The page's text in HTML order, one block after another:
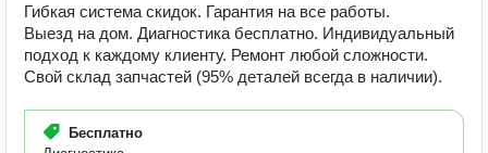
Гибкая система скидок. Гарантия на все работы.
Выезд на дом. Диагностика бесплатно. Индивидуальный
подход к каждому клиенту. Ремонт любой сложности.
Свой склад запчастей (95% деталей всегда в наличии).
Бесплатно